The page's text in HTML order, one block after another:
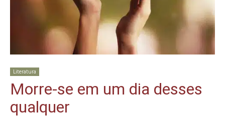
Literatura
Morre-se em um dia desses
qualquer